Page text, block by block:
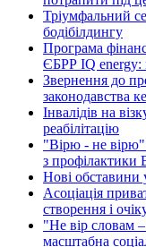
Тріумфальний
бодібілдингу
Програма
ЄБРР IQ energy:
Звернення до
законодавства
Інвалідів на
реабілітацію
"Вірю - не вірю":
з профілактики
Нові обставини
Асоціація
створення і
"Не вір словам
масштабна